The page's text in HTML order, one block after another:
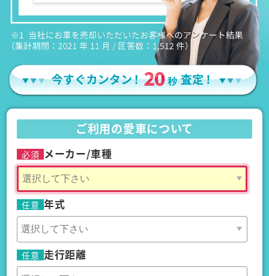
ご利用の愛車について
必須 メーカー/車種
任意 年式
任意 走行距離